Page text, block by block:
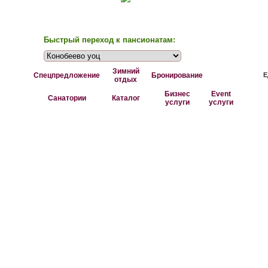
Быстрый переход к пансионатам:
Спецпредложение
Зимний
отдых
Бронирование
Санатории Каталог
Бизнес
услуги
Event
услуги